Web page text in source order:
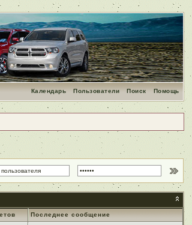
Помощь
Поиск
Пользователи
Календарь
Последнее сообщение